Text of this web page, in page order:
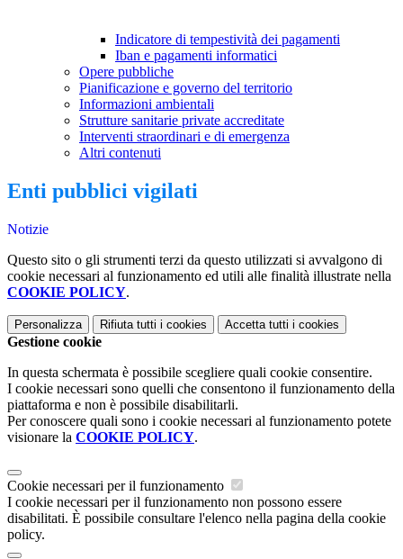
Indicatore di tempestività dei pagamenti
Iban e pagamenti informatici
Opere pubbliche
Pianificazione e governo del territorio
Informazioni ambientali
Strutture sanitarie private accreditate
Interventi straordinari e di emergenza
Altri contenuti
Enti pubblici vigilati
Notizie
Questo sito o gli strumenti terzi da questo utilizzati si avvalgono di
cookie necessari al funzionamento ed utili alle finalità illustrate nella
COOKIE POLICY.
Personalizza Rifiuta tutti i cookies Accetta tutti i cookies
Gestione cookie
In questa schermata è possibile scegliere quali cookie consentire.
I cookie necessari sono quelli che consentono il funzionamento della
piattaforma e non è possibile disabilitarli.
Per conoscere quali sono i cookie necessari al funzionamento potete
visionare la COOKIE POLICY.
Cookie necessari per il funzionamento
I cookie necessari per il funzionamento non possono essere
disabilitati. È possibile consultare l'elenco nella pagina della cookie
policy.